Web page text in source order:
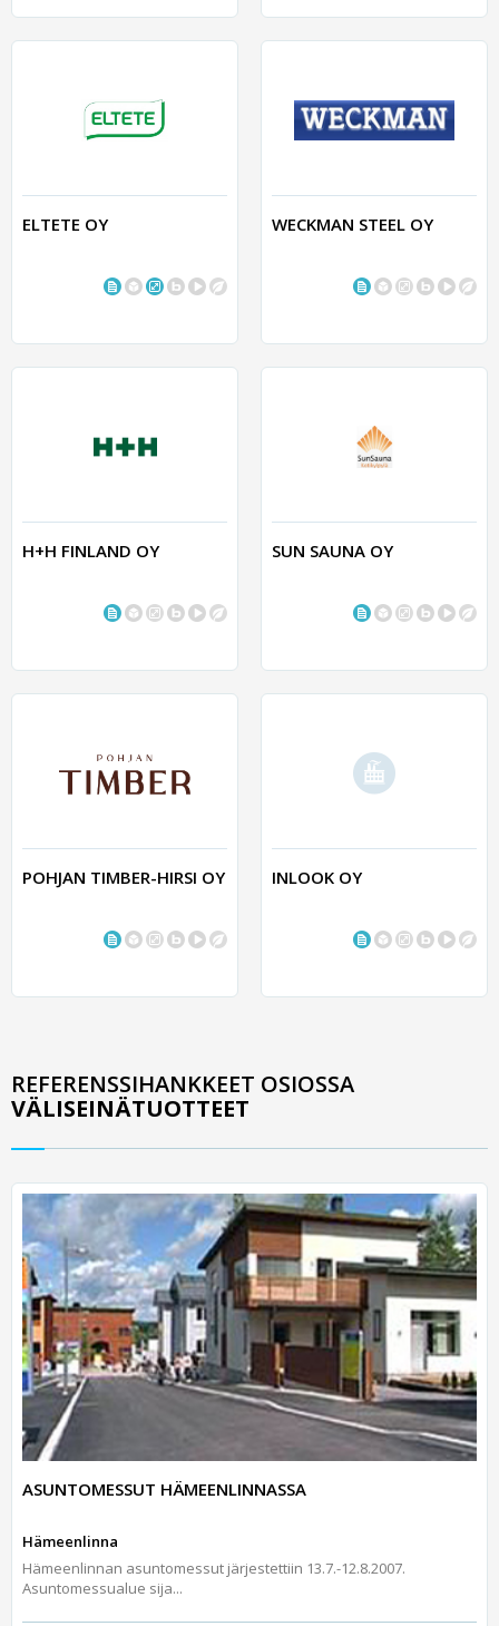
ELTETE OY WECKMAN STEEL OY
H+H FINLAND OY SUN SAUNA OY
POHJAN TIMBER-HIRSI OY INLOOK OY
REFERENSSIHANKKEET OSIOSSA
VÄLISEINÄTUOTTEET
ASUNTOMESSUT HÄMEENLINNASSA
Hämeenlinna
Hämeenlinnan asuntomessut järjestettiin 13.7.-12.8.2007.
Asuntomessualue sija...